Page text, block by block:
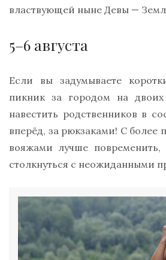
властвующей ныне Девы —
5–6 августа
Если вы задумываете
пикник за городом на
навестить родственников в
вперёд, за рюкзаками! С
вояжами лучше
столкнуться с неожиданными